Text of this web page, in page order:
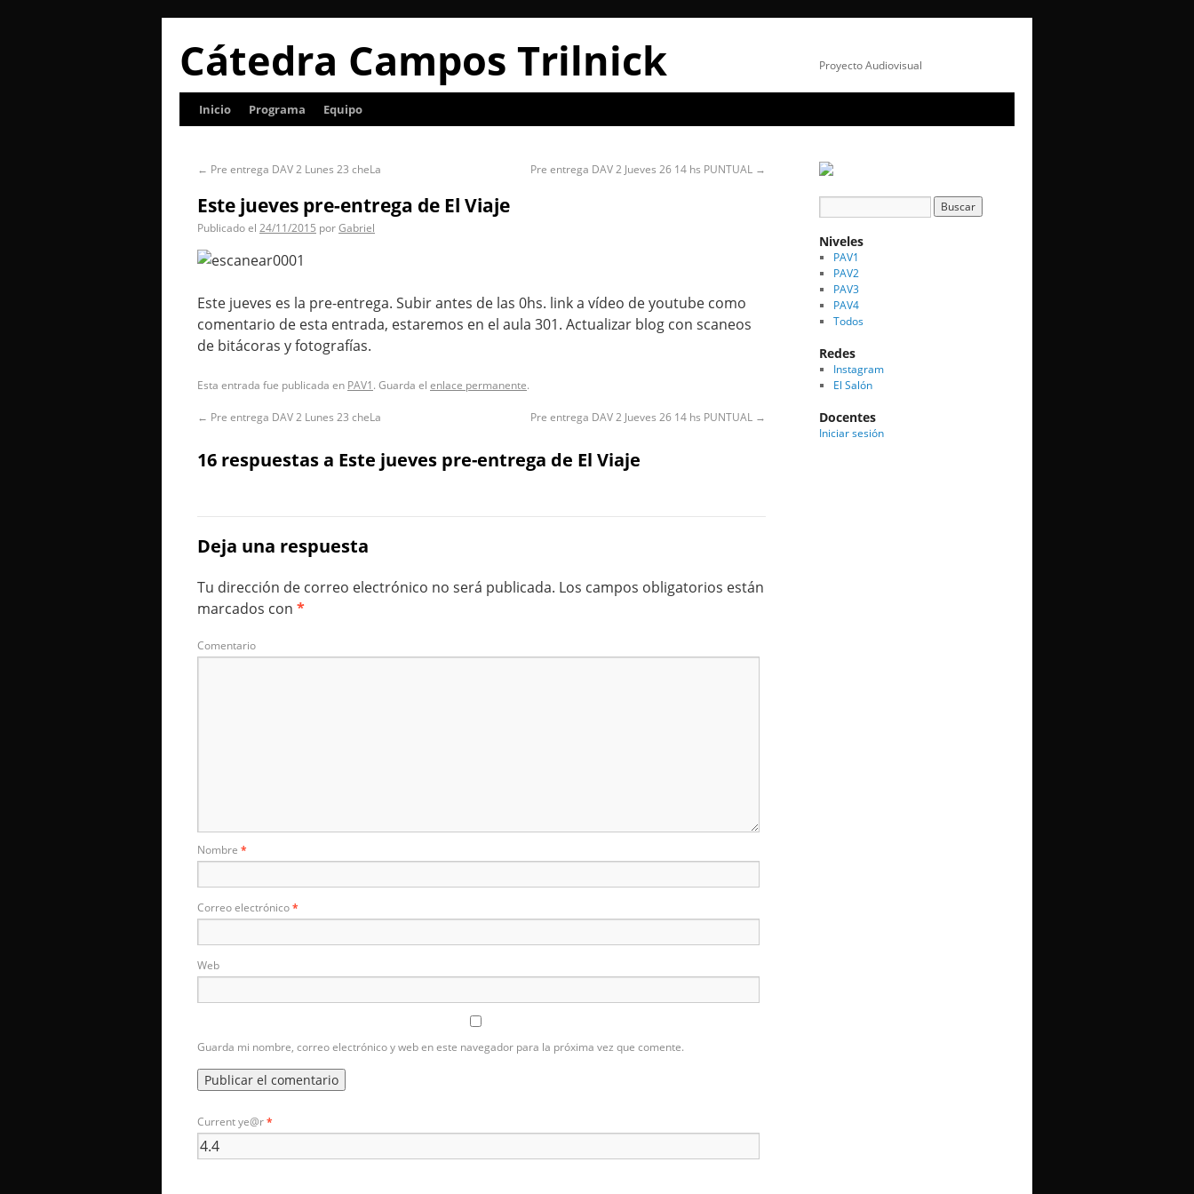
Cátedra Campos Trilnick Proyecto Audiovisual
Inicio Programa Equipo
← Pre entrega DAV 2 Lunes 23 cheLa Pre entrega DAV 2 Jueves 26 14 hs PUNTUAL →
Este jueves pre-entrega de El Viaje
Publicado el 24/11/2015 porGabriel
Este jueves es la pre-entrega. Subir antes de las 0hs. link a vídeo de youtube como
comentario de esta entrada, estaremos en el aula 301. Actualizar blog con scaneos
de bitácoras y fotografías.
Esta entrada fue publicada en PAV1 . Guarda el enlace permanente.
← Pre entrega DAV 2 Lunes 23 cheLa Pre entrega DAV 2 Jueves 26 14 hs PUNTUAL →
16 respuestas a Este jueves pre-entrega de El Viaje
Deja una respuesta
Tu dirección de correo electrónico no será publicada. Los campos obligatorios están
marcados con *
Comentario
Nombre *
Correo electrónico*
Web
Guarda mi nombre, correo electrónico y web en este navegador para la próxima vez que comente.
Current ye@r*
Niveles
PAV1
PAV2
PAV3
PAV4
Todos
Redes
Instagram
El Salón
Docentes
Iniciar sesión